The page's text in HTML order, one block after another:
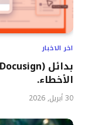
اخر الاخبار
الأخطاء.
30 أبريل, 2026